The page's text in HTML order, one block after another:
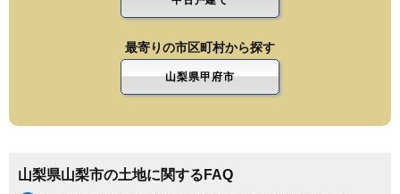
最寄りの市区町村から探す
山梨県甲府市
山梨県山梨市の土地に関するFAQ